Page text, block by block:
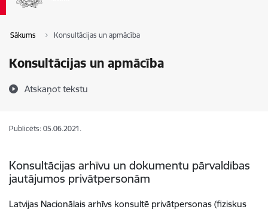
Sākums Konsultācijas un apmācība
Konsultācijas un apmācība
Atskaņot tekstu
Publicēts: 05.06.2021.
Konsultācijas arhīvu un dokumentu pārvaldības
jautājumos privātpersonām
Latvijas Nacionālais arhīvs konsultē privātpersonas (fiziskus